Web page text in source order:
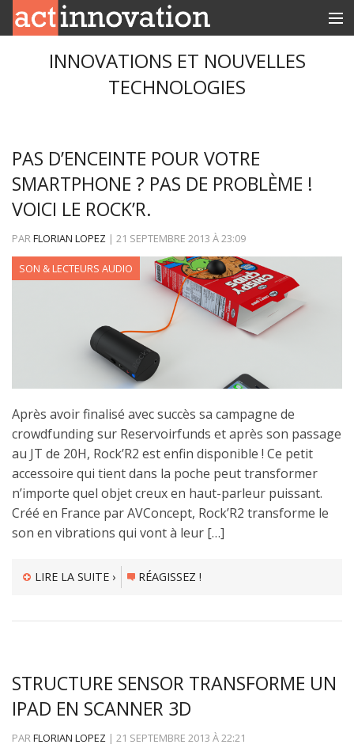
RUBRIQUESINNOVATIONS ET NOUVELLES
TECHNOLOGIES
PAS D’ENCEINTE POUR VOTRE
SMARTPHONE ? PAS DE PROBLÈME !
VOICI LE ROCK’R.
PARFLORIAN LOPEZ | 21 SEPTEMBRE 2013 À23:09
SON & LECTEURS AUDIO
Après avoir finalisé avec succès sa campagne de
crowdfunding sur Reservoirfunds et après son passage
au JT de 20H, Rock’R2 est enfin disponible ! Ce petit
accessoire qui tient dans la poche peut transformer
n’importe quel objet creux en haut-parleur puissant.
Créé en France par AVConcept, Rock’R2 transforme le
son en vibrations qui vont à leur […]
LIRE LA SUITE › RÉAGISSEZ !
STRUCTURE SENSOR TRANSFORME UN
IPAD EN SCANNER 3D
PARFLORIAN LOPEZ | 21 SEPTEMBRE 2013 À22:21